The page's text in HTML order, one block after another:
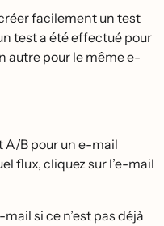
facilement un test
test a été effectué pour
autre pour le même e-
A/B pour un e-mail
flux, cliquez sur l’e-mail
si ce n’est pas déjà